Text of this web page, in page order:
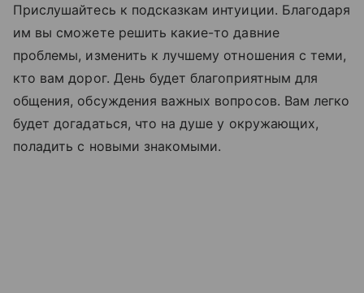
Прислушайтесь к подсказкам интуиции. Благодаря
им вы сможете решить какие-то давние
проблемы, изменить к лучшему отношения с теми,
кто вам дорог. День будет благоприятным для
общения, обсуждения важных вопросов. Вам легко
будет догадаться, что на душе у окружающих,
поладить с новыми знакомыми.